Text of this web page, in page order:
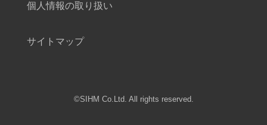
個人情報の取り扱い
サイトマップ
©SIHM Co.Ltd. All rights reserved.